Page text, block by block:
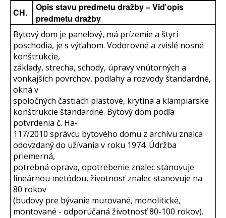
CH.
Opis stavu predmetu dražby – Viď opis
predmetu dražby
Bytový dom je panelový, má prízemie a štyri
poschodia, je s výťahom. Vodorovné a zvislé nosné
konštrukcie,
základy, strecha, schody, úpravy vnútorných a
vonkajších povrchov, podlahy a rozvody štandardné,
okná v
spoločných častiach plastové, krytina a klampiarske
konštrukcie štandardné. Bytový dom podľa
potvrdenia č. Ha-
117/2010 správcu bytového domu z archívu znalca
odovzdaný do užívania v roku 1974. Údržba
priemerná,
potrebná oprava, opotrebenie znalec stanovuje
lineárnou metódou, životnosť znalec stanovuje na
80 rokov
(budovy pre bývanie murované, monolitické,
montované - odporúčaná životnosť 80-100 rokov).